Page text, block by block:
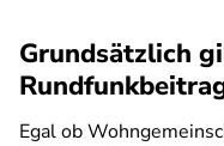
Grundsätzlich
Egal ob